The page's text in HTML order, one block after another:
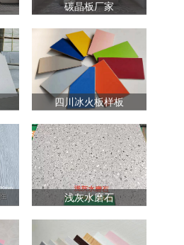
碳晶板厂家
四川冰火板样板
浅灰水磨石